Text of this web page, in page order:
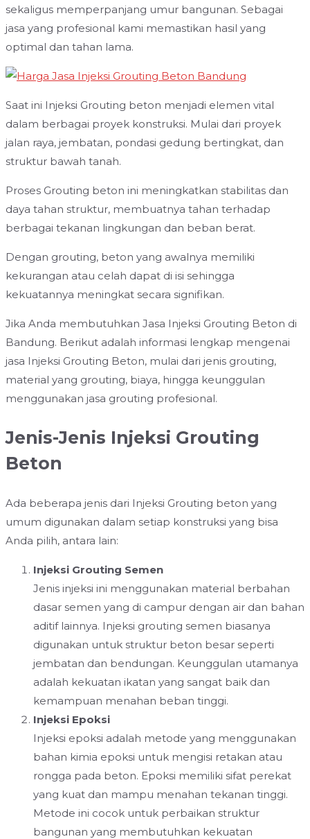
sekaligus memperpanjang umur bangunan. Sebagai
jasa yang profesional kami memastikan hasil yang
optimal dan tahan lama.
Saat ini Injeksi Grouting beton menjadi elemen vital
dalam berbagai proyek konstruksi. Mulai dari proyek
jalan raya, jembatan, pondasi gedung bertingkat, dan
struktur bawah tanah.
Proses Grouting beton ini meningkatkan stabilitas dan
daya tahan struktur, membuatnya tahan terhadap
berbagai tekanan lingkungan dan beban berat.
Dengan grouting, beton yang awalnya memiliki
kekurangan atau celah dapat di isi sehingga
kekuatannya meningkat secara signifikan.
Jika Anda membutuhkan Jasa Injeksi Grouting Beton di
Bandung. Berikut adalah informasi lengkap mengenai
jasa Injeksi Grouting Beton, mulai dari jenis grouting,
material yang grouting, biaya, hingga keunggulan
menggunakan jasa grouting profesional.
Jenis-Jenis Injeksi Grouting
Beton
Ada beberapa jenis dari Injeksi Grouting beton yang
umum digunakan dalam setiap konstruksi yang bisa
Anda pilih, antara lain:
Injeksi Grouting Semen
Jenis injeksi ini menggunakan material berbahan
dasar semen yang di campur dengan air dan bahan
aditif lainnya. Injeksi grouting semen biasanya
digunakan untuk struktur beton besar seperti
jembatan dan bendungan. Keunggulan utamanya
adalah kekuatan ikatan yang sangat baik dan
kemampuan menahan beban tinggi.
Injeksi Epoksi
Injeksi epoksi adalah metode yang menggunakan
bahan kimia epoksi untuk mengisi retakan atau
rongga pada beton. Epoksi memiliki sifat perekat
yang kuat dan mampu menahan tekanan tinggi.
Metode ini cocok untuk perbaikan struktur
bangunan yang membutuhkan kekuatan